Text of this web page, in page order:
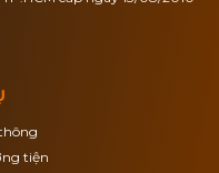
tiện